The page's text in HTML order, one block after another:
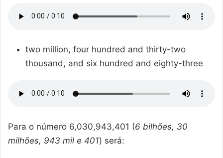
two million, four hundred and thirty-two
thousand, and six hundred and eighty-three
Para o número 6,030,943,401 (6 bilhões, 30
milhões, 943 mil e 401) será: